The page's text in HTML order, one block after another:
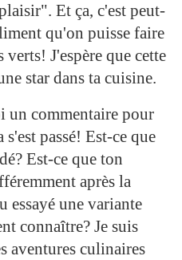
Et ça, c'est peut-
qu'on puisse faire
verts! J'espère que cette
star dans ta cuisine.
un commentaire pour
passé! Est-ce que
Est-ce que ton
après la
essayé une variante
connaître? Je suis
aventures culinaires